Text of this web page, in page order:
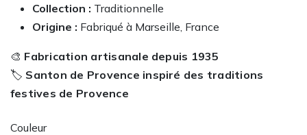
Collection : Traditionnelle
Origine : Fabriqué à Marseille, France
🎨 Fabrication artisanale depuis 1935
🏷️ Santon de Provence inspiré des traditions
festives de Provence
Couleur